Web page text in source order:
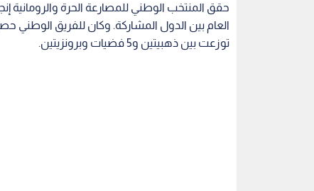
حقق المنتخب الوطني للمصارعة الحرة والرومانية
توزعت بين ذهبيتين و5 فضيات وبرونزيتين.